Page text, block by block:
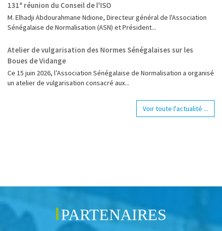
131ᵉ réunion du Conseil de l'ISO
M. Elhadji Abdourahmane Ndione, Directeur général de l'Association
Sénégalaise de Normalisation (ASN) et Président...
Atelier de vulgarisation des Normes Sénégalaises sur les
Boues de Vidange
Ce 15 juin 2026, l’Association Sénégalaise de Normalisation a organisé
un atelier de vulgarisation consacré aux...
Voir toute l'actualité ...
PARTENAIRES